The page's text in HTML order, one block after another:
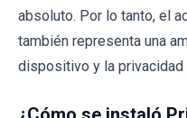
absoluto. Por lo tanto, el
también representa una
dispositivo y la privacidad